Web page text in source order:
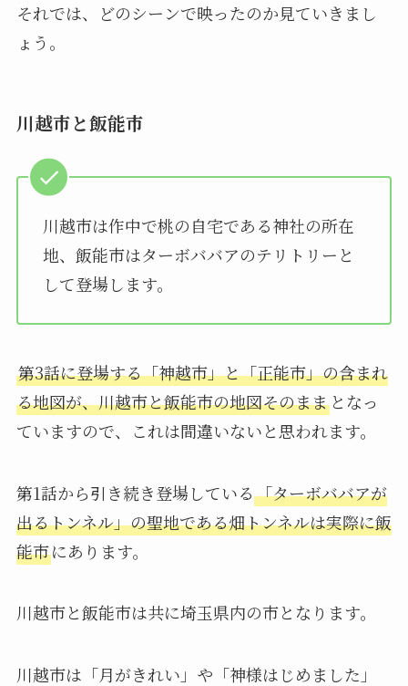
それでは、どのシーンで映ったのか見ていきまし
ょう。
川越市と飯能市
川越市は作中で桃の自宅である神社の所在
地、飯能市はターボババアのテリトリーと
して登場します。
第3話に登場する「神越市」と「正能市」の含まれ
る地図が、川越市と飯能市の地図そのままとなっ
ていますので、これは間違いないと思われます。
第1話から引き続き登場している「ターボババアが
出るトンネル」の聖地である畑トンネルは実際に飯
能市にあります。
川越市と飯能市は共に埼玉県内の市となります。
川越市は「月がきれい」や「神様はじめました」